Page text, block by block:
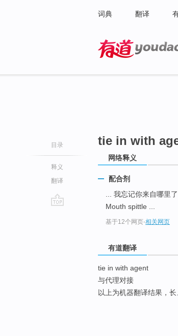
词典 翻译
目录
释义
翻译
tie in with
网络释义
配合剂
... 我忘记你来自哪里
Mouth spittle ...
基于12个网页-相关网页
有道翻译
tie in with agent
与代理对接
以上为机器翻译结果，